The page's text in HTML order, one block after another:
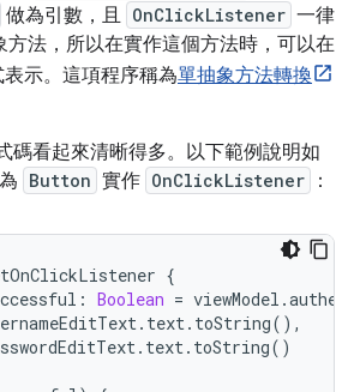
做為引數，且 OnClickListener 一律
方法，所以在實作這個方法時，可以在
示。這項程序稱為單抽象方法轉換
碼看起來清晰得多。以下範例說明如
Button 實作 OnClickListener ：
{
: Boolean = viewModel .
. text. toString(),
. text. toString()